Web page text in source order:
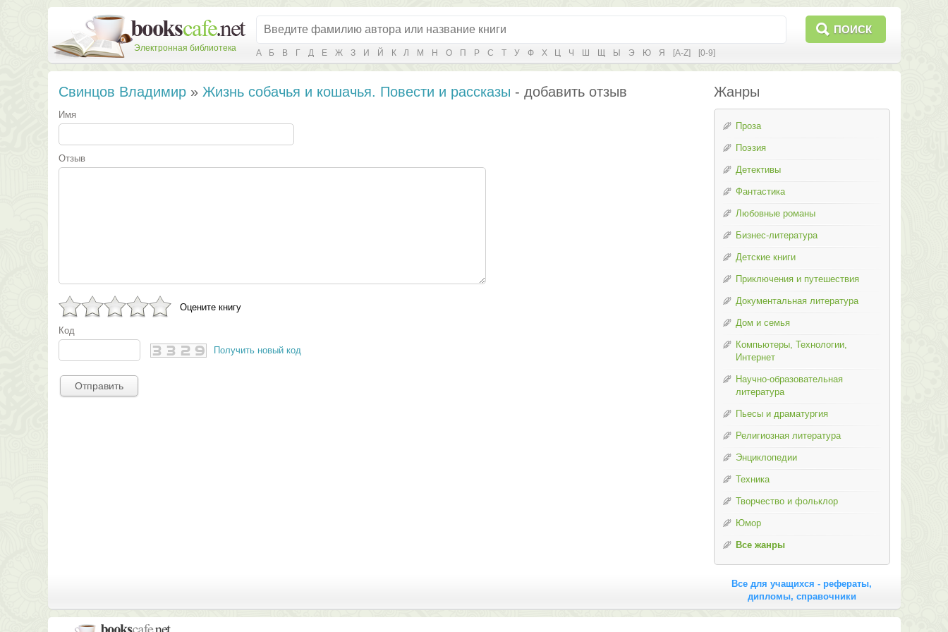
Электронная библиотека
ПОИСК
А Б В Г Д Е Ж З И Й К Л М Н О П Р С Т У Ф Х Ц Ч Ш Щ Ы Э Ю Я [A-Z] [0-9]
Свинцов Владимир» Жизнь собачья и кошачья. Повести и рассказы - добавить отзыв
Имя
Отзыв
Оцените книгу
Код
Получить новый код
Отправить
Жанры
Проза
Поэзия
Детективы
Фантастика
Любовные романы
Бизнес-литература
Детские книги
Приключения и путешествия
Документальная литература
Дом и семья
Компьютеры, Технологии,
Интернет
Научно-образовательная
литература
Пьесы и драматургия
Религиозная литература
Энциклопедии
Техника
Творчество и фольклор
Юмор
Все жанры
Все для учащихся - рефераты,
дипломы, справочники